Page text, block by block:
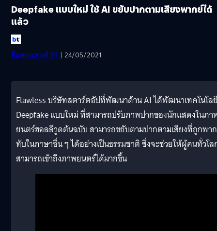
Deepfake แบบใหม่ ใช้ AI ขยับปากตามเสียงพากย์ได้
แล้ว
ทีมคอนเทนต์ BT | 24/05/2021
Flawless บริษัทสตาร์ตอัปที่พัฒนาด้าน AI ได้พัฒนาเทคโนโล
Deepfake แบบใหม่ ที่สามารถปรับภาพปากของนักแสดงในภา
ยนตร์ฮอลลีวูดต้นฉบับ สามารถขยับตามปากตามเสียงที่ถูกพา
ทับในภาษาอื่น ๆ ได้อย่างเป็นธรรมชาติ ซึ่งจะช่วยให้ผู้คนทั่วโล
สามารถเข้าถึงภาพยนตร์ได้มากขึ้น